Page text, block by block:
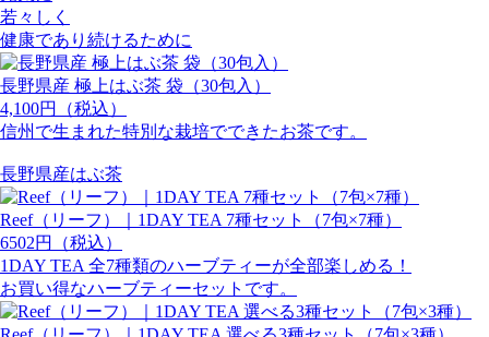
若々しく
健康であり続けるために
長野県産 極上はぶ茶 袋（30包入）
4,100円（税込）
信州で生まれた特別な栽培でできたお茶です。
長野県産はぶ茶
Reef（リーフ）｜1DAY TEA 7種セット（7包×7種）
6502円（税込）
1DAY TEA 全7種類のハーブティーが全部楽しめる！
お買い得なハーブティーセットです。